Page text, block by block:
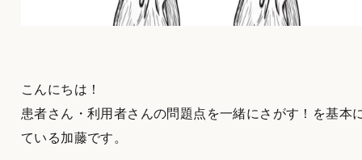
こんにちは！
患者さん・利用者さんの問題点を一緒にさがす！を基本
ている加藤です。